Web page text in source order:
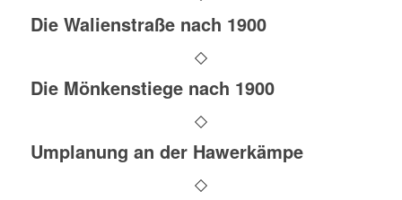
Die Walienstraße nach 1900
Die Mönkenstiege nach 1900
Umplanung an der Hawerkämpe